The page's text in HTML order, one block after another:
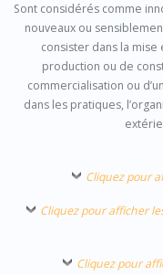
Sont considérés comme
nouveaux ou
consister dans la
production ou de
commercialisation ou
dans les pratiques,
Cliquez pour
Cliquez pour afficher
Cliquez pour